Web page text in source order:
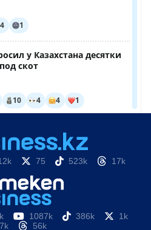
75 523k 17k
1087k 386k
1k
7k
56k